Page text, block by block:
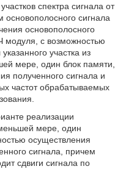
спектра сигнала от
основополосного сигнала
основополосного
модуля, с возможностью
участка из
мере, один блок памяти,
полученного сигнала и
частот обрабатываемых
реализации
мере, один
осуществления
сигнала, причем
сдвиги сигнала по